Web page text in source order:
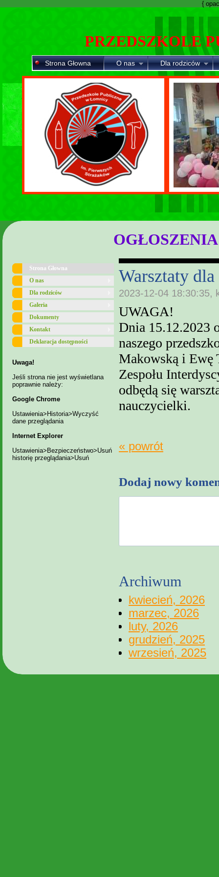
{
PRZEDSZKOLE
Strona Głowna O nas Dla rodziców
Strona Głowna
O nas
Dla rodziców
Galeria
Dokumenty
Kontakt
Deklaracja dostępności
Uwaga!
Jeśli strona nie jest wyświetlana
poprawnie należy:
Google Chrome
Ustawienia>Historia>Wyczyść
dane przeglądania
Internet Explorer
Ustawienia>Bezpieczeństwo>Usuń
historię przeglądania>Usuń
Warsztaty
2023-12-04 18:30:35,
UWAGA!
Dnia 15.12.2023
naszego
Makowską i Ewę
Zespołu
odbędą się
nauczycielki.
« powrót
Dodaj nowy
Archiwum
kwiecień, 2026
marzec, 2026
luty, 2026
grudzień, 2025
wrzesień, 2025